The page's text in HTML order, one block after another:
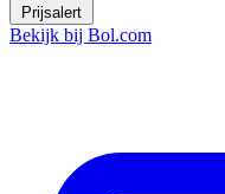
Prijsalert
Bekijk bij Bol.com